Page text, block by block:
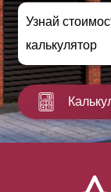
Узнай
калькулятор